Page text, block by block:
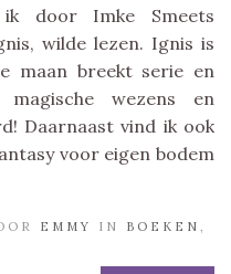
door Imke Smeets
wilde lezen. Ignis is
maan breekt serie en
wezens en
Daarnaast vind ik ook
voor eigen bodem
EMMY IN BOEKEN